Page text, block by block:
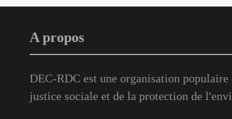
A propos
DEC-RDC est une organisation populaire
justice sociale et de la protection de